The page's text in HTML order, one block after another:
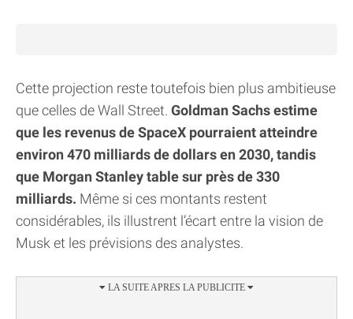
Cette projection reste toutefois bien plus ambitieuse
que celles de Wall Street. Goldman Sachs estime
que les revenus de SpaceX pourraient atteindre
environ 470 milliards de dollars en 2030, tandis
que Morgan Stanley table sur près de 330
milliards. Même si ces montants restent
considérables, ils illustrent l’écart entre la vision de
Musk et les prévisions des analystes.